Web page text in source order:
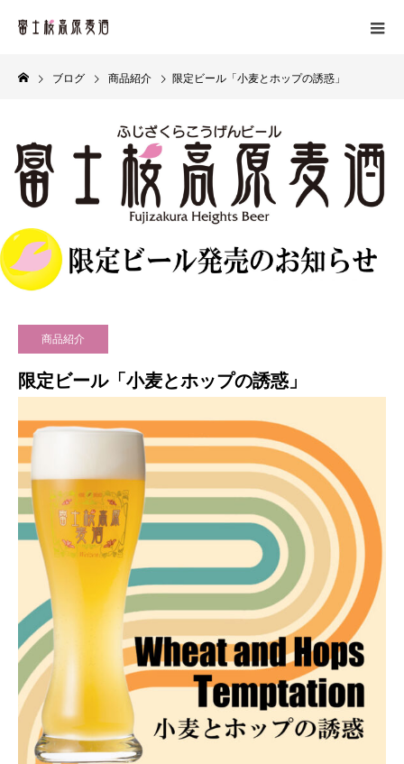
ブログ 商品紹介 限定ビール「小麦とホップの誘惑」
商品紹介
限定ビール「小麦とホップの誘惑」